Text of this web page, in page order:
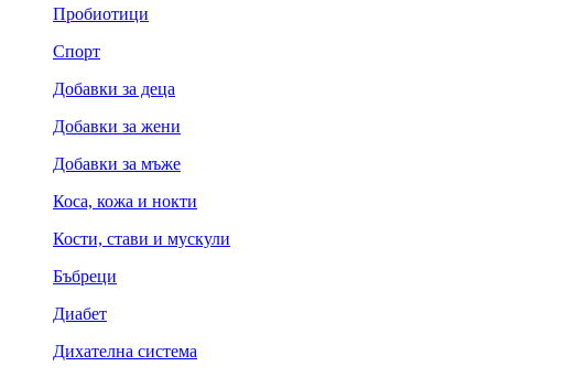
Пробиотици
Спорт
Добавки за деца
Добавки за жени
Добавки за мъже
Коса, кожа и нокти
Кости, стави и мускули
Бъбреци
Диабет
Дихателна система